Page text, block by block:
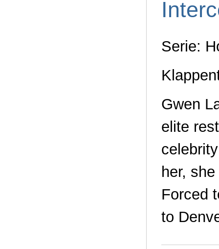
Serie:
Gwen
elite
her,
Forced
to